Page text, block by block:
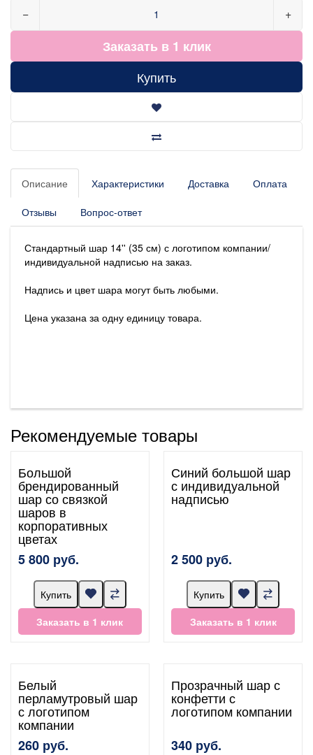
− +
Заказать в 1 клик
Купить
Описание Характеристики Доставка Оплата
Отзывы Вопрос-ответ
Стандартный шар 14'' (35 см) с логотипом компании/
индивидуальной надписью на заказ.
Надпись и цвет шара могут быть любыми.
Цена указана за одну единицу товара.
Рекомендуемые товары
Большой
брендированный
шар со связкой
шаров в
корпоративных
цветах
5 800 руб.
Купить
Заказать в 1 клик
Синий большой шар
с индивидуальной
надписью
2 500 руб.
Купить
Заказать в 1 клик
Белый
перламутровый шар
с логотипом
компании
260 руб.
Прозрачный шар с
конфетти с
логотипом компании
340 руб.